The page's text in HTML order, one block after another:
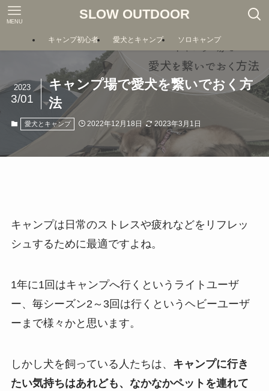
SLOW OUTDOOR
MENU
キャンプ初心者 愛犬とキャンプ ソロキャンプ
キャンプ場で愛犬を繋いでおく方
法
2023
3/01
愛犬とキャンプ 2022年12月18日 2023年3月1日
キャンプは日常のストレスや疲れなどをリフレッ
シュするために最適ですよね。
1年に1回はキャンプへ行くというライトユーザ
ー、毎シーズン2～3回は行くというヘビーユーザ
ーまで様々かと思います。
しかし犬を飼っている人たちは、 キャンプに行き
たい気持ちはあれども、なかなかペットを連れて